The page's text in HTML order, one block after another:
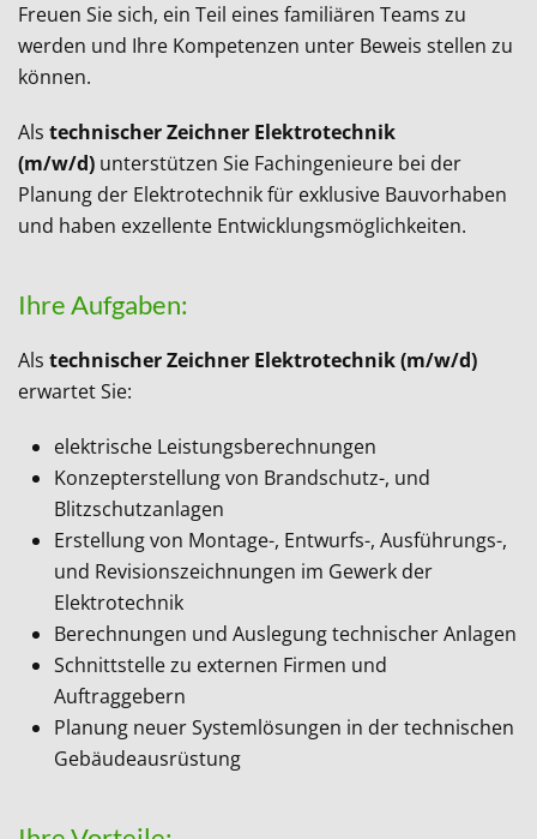
Freuen Sie sich, ein Teil eines familiären Teams zu
werden und Ihre Kompetenzen unter Beweis stellen zu
können.
Als technischer Zeichner Elektrotechnik
(m/w/d) unterstützen Sie Fachingenieure bei der
Planung der Elektrotechnik für exklusive Bauvorhaben
und haben exzellente Entwicklungsmöglichkeiten.
Ihre Aufgaben:
Als technischer Zeichner Elektrotechnik (m/w/d)
erwartet Sie:
elektrische Leistungsberechnungen
Konzepterstellung von Brandschutz-, und
Blitzschutzanlagen
Erstellung von Montage-, Entwurfs-, Ausführungs-,
und Revisionszeichnungen im Gewerk der
Elektrotechnik
Berechnungen und Auslegung technischer Anlagen
Schnittstelle zu externen Firmen und
Auftraggebern
Planung neuer Systemlösungen in der technischen
Gebäudeausrüstung